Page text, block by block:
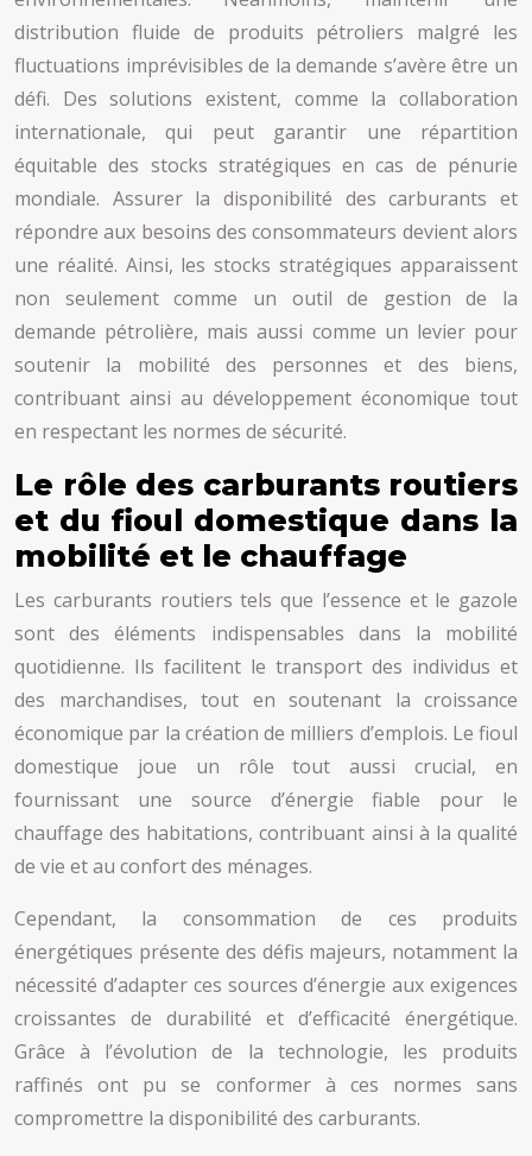
distribution fluide de produits pétroliers malgré les
fluctuations imprévisibles de la demande s’avère être un
défi. Des solutions existent, comme la collaboration
internationale, qui peut garantir une répartition
équitable des stocks stratégiques en cas de pénurie
mondiale. Assurer la disponibilité des carburants et
répondre aux besoins des consommateurs devient alors
une réalité. Ainsi, les stocks stratégiques apparaissent
non seulement comme un outil de gestion de la
demande pétrolière, mais aussi comme un levier pour
soutenir la mobilité des personnes et des biens,
contribuant ainsi au développement économique tout
en respectant les normes de sécurité.
Le rôle des carburants routiers
et du fioul domestique dans la
mobilité et le chauffage
Les carburants routiers tels que l’essence et le gazole
sont des éléments indispensables dans la mobilité
quotidienne. Ils facilitent le transport des individus et
des marchandises, tout en soutenant la croissance
économique par la création de milliers d’emplois. Le fioul
domestique joue un rôle tout aussi crucial, en
fournissant une source d’énergie fiable pour le
chauffage des habitations, contribuant ainsi à la qualité
de vie et au confort des ménages.
Cependant, la consommation de ces produits
énergétiques présente des défis majeurs, notamment la
nécessité d’adapter ces sources d’énergie aux exigences
croissantes de durabilité et d’efficacité énergétique.
Grâce à l’évolution de la technologie, les produits
raffinés ont pu se conformer à ces normes sans
compromettre la disponibilité des carburants.